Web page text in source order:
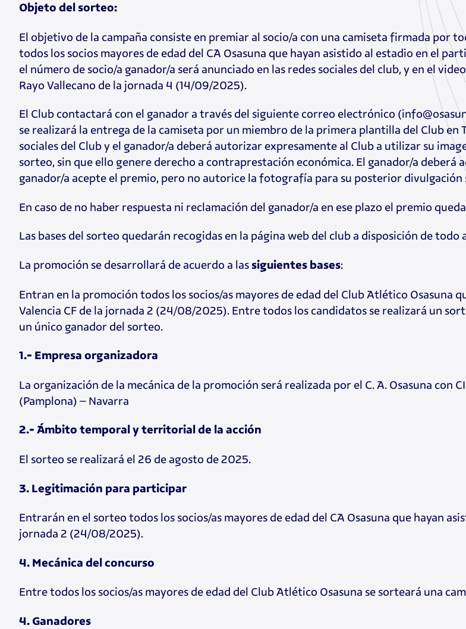
Objeto del sorteo:
El objetivo de la campaña consiste en premiar al socio/a con una camiseta firmada por
todos los socios mayores de edad del CA Osasuna que hayan asistido al estadio en el
el número de socio/a ganador/a será anunciado en las redes sociales del club, y en el
Rayo Vallecano de la jornada 4 (14/09/2025).
El Club contactará con el ganador a través del siguiente correo electrónico
se realizará la entrega de la camiseta por un miembro de la primera plantilla del Club
sociales del Club y el ganador/a deberá autorizar expresamente al Club a utilizar su
sorteo, sin que ello genere derecho a contraprestación económica. El ganador/a deberá
ganador/a acepte el premio, pero no autorice la fotografía para su posterior divulgación
En caso de no haber respuesta ni reclamación del ganador/a en ese plazo el premio
Las bases del sorteo quedarán recogidas en la página web del club a disposición de
La promoción se desarrollará de acuerdo a lassiguientes bases:
Entran en la promoción todos los socios/as mayores de edad del Club Atlético Osasuna
Valencia CF de la jornada 2 (24/08/2025). Entre todos los candidatos se realizará un
un único ganador del sorteo.
1.- Empresa organizadora
La organización de la mecánica de la promoción será realizada por el C. A. Osasuna con
(Pamplona) – Navarra
2.- Ámbito temporal y territorial de la acción
El sorteo se realizará el 26 de agosto de 2025.
3. Legitimación para participar
Entrarán en el sorteo todos los socios/as mayores de edad del CA Osasuna que hayan
jornada 2 (24/08/2025).
4. Mecánica del concurso
Entre todos los socios/as mayores de edad del Club Atlético Osasuna se sorteará una
4. Ganadores